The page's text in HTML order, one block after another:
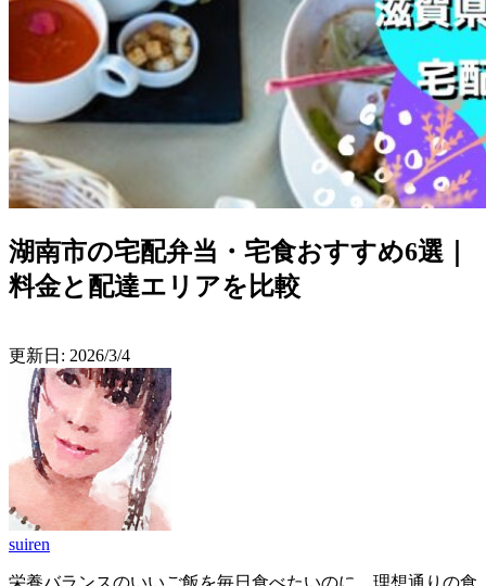
湖南市の宅配弁当・宅食おすすめ6選｜
料金と配達エリアを比較
更新日: 2026/3/4
suiren